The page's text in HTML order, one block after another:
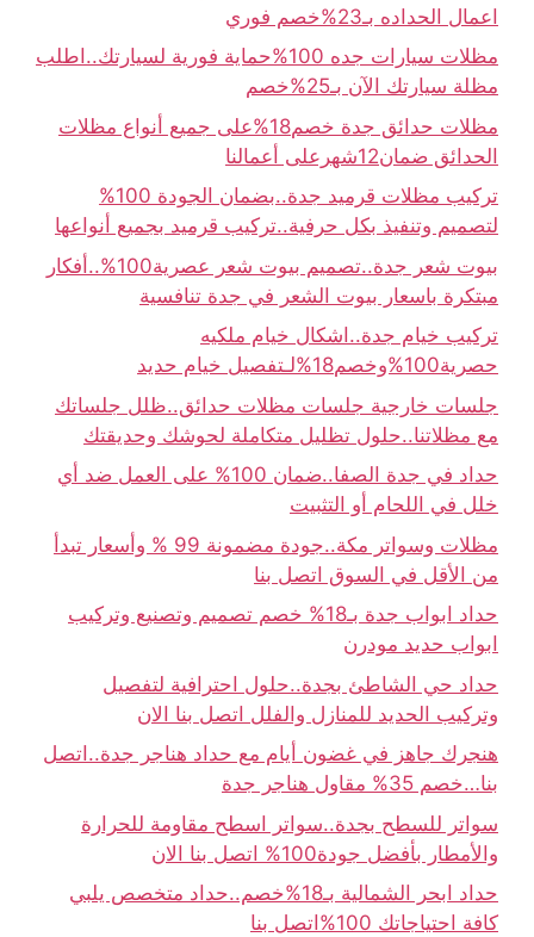
اعمال الحداده بـ23%خصم فوري
مظلات سيارات جده 100%حماية فورية لسيارتك..اطلب
مظلة سيارتك الآن بـ25%خصم
مظلات حدائق جدة خصم18%على جميع أنواع مظلات
الحدائق ضمان12شهرعلى أعمالنا
تركيب مظلات قرميد جدة..بضمان الجودة 100%
لتصميم وتنفيذ بكل حرفية..تركيب قرميد بجميع أنواعها
بيوت شعر جدة..تصميم بيوت شعر عصرية100%..أفكار
مبتكرة باسعار بيوت الشعر في جدة تنافسية
تركيب خيام جدة..اشكال خيام ملكيه
حصرية100%وخصم18%لـتفصيل خيام حديد
جلسات خارجية جلسات مظلات حدائق..ظلل جلساتك
مع مظلاتنا..حلول تظليل متكاملة لحوشك وحديقتك
حداد في جدة الصفا..ضمان 100% على العمل ضد أي
خلل في اللحام أو التثبيت
مظلات وسواتر مكة..جودة مضمونة 99 % وأسعار تبدأ
من الأقل في السوق اتصل بنا
حداد ابواب جدة بـ18% خصم تصميم وتصنيع وتركيب
ابواب حديد مودرن
حداد حي الشاطئ بجدة..حلول احترافية لتفصيل
وتركيب الحديد للمنازل والفلل اتصل بنا الان
هنجرك جاهز في غضون أيام مع حداد هناجر جدة..اتصل
بنا…خصم 35% مقاول هناجر جدة
سواتر للسطح بجدة..سواتر اسطح مقاومة للحرارة
والأمطار بأفضل جودة100% اتصل بنا الان
حداد ابحر الشمالية بـ18%خصم..حداد متخصص يلبي
كافة احتياجاتك 100%اتصل بنا